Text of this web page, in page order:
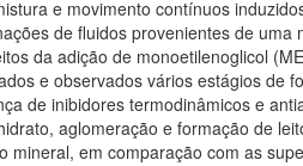
e movimento contínuos
de fluidos provenientes de
da adição de monoetilenoglicol
e observados vários estágios de
de inibidores termodinâmicos e
aglomeração e formação de
mineral, em comparação com as